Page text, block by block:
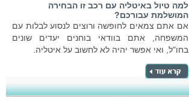
למה טיול באיטליה עם רכב זו הבחירה
המושלמת עבורכם?
אם אתם צמאים לחופשה ורוצים לנסוע לבלות עם
המשפחה, אתם בוודאי בוחנים יעדים שונים
בחו"ל, ואי אפשר יהיה לא לחשוב על איטליה.